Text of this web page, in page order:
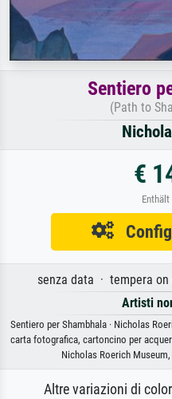
Sentiero
(Path to
€
Enthält
senza data · tempera on
Artisti
Sentiero per Shambhala · Nicholas
carta fotografica, cartoncino per
Nicholas Roerich
Altre variazioni di